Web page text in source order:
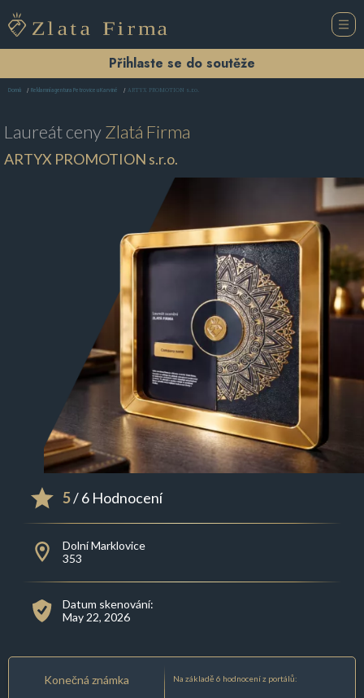
Přihlaste se do soutěže
Domů Reklamní agentura Petrovice u Karviné ARTYX PROMOTION s.r.o.
Laureát cenyZlatá Firma
ARTYX PROMOTION s.r.o.
5/ 6 Hodnocení
Dolní Marklovice
353
Datum skenování:
May 22, 2026
Konečná známka Na základě 6 hodnocení z portálů: